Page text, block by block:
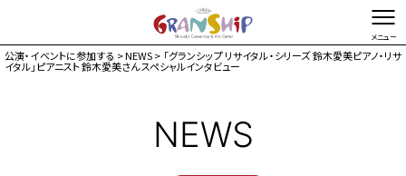
文字を縮小する
文字を拡大する
公演・イベントに参加する >NEWS> 「グランシップ リサイタル・シリーズ 鈴木愛美ピアノ・リサ
イタル」ピアニスト 鈴木愛美さん スペシャルインタビュー
NEWS